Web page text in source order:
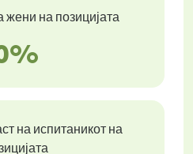
жени на позицијата
на испитаникот на